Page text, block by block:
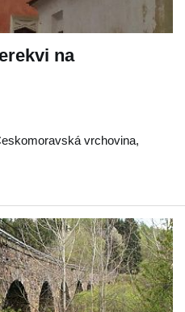
na
vrchovina,